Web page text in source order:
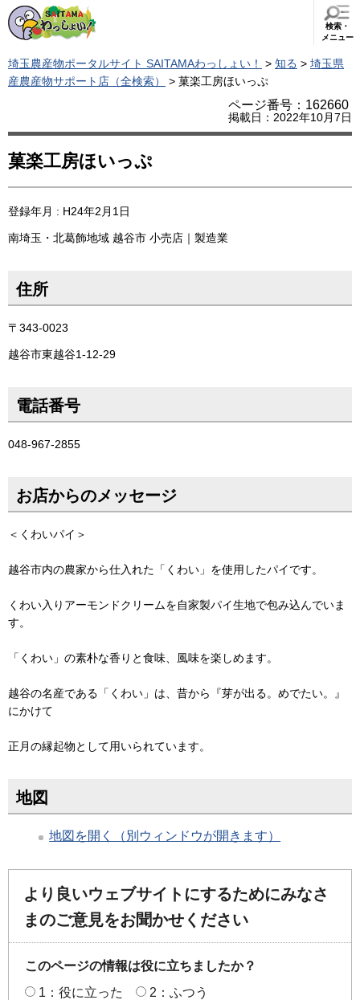
検索・
メニュー
埼玉農産物ポータルサイト SAITAMAわっしょい！ > 知る > 埼玉県
産農産物サポート店（全検索）
> 菓楽工房ほいっぷ
ページ番号：162660
掲載日：2022年10月7日
菓楽工房ほいっぷ
登録年月 : H24年2月1日
南埼玉・北葛飾地域 越谷市 小売店｜製造業
住所
〒343-0023
越谷市東越谷1-12-29
電話番号
048-967-2855
お店からのメッセージ
＜くわいパイ＞
越谷市内の農家から仕入れた「くわい」を使用したパイです。
くわい入りアーモンドクリームを自家製パイ生地で包み込んでいま
す。
「くわい」の素朴な香りと食味、風味を楽しめます。
越谷の名産である「くわい」は、昔から『芽が出る。めでたい。』
にかけて
正月の縁起物として用いられています。
地図
地図を開く（別ウィンドウが開きます）
より良いウェブサイトにするためにみなさ
まのご意見をお聞かせください
このページの情報は役に立ちましたか？
1：役に立った
2：ふつう